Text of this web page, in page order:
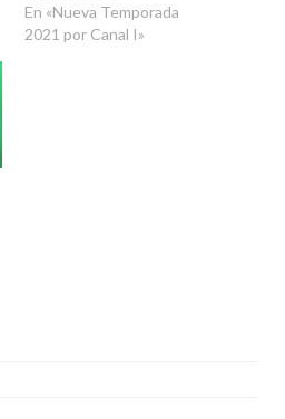
En «Nueva Temporada
2021 por Canal I»